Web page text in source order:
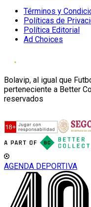
Términos y
Políticas de
Política Editorial
Ad Choices
Bolavip, al igual que
perteneciente a Better
reservados
AGENDA DEPORTIVA